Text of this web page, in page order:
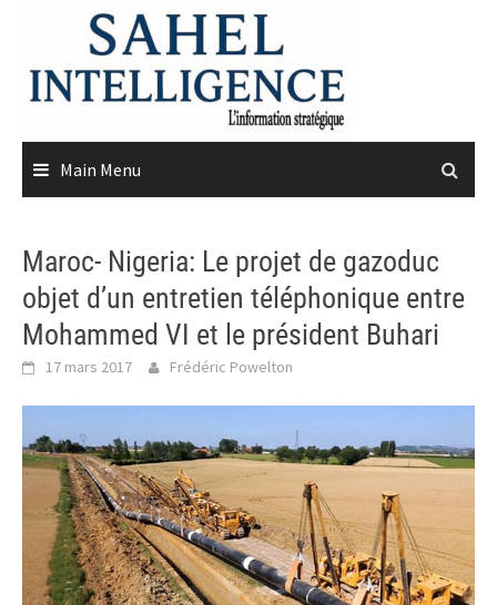
content
Main Menu
Maroc- Nigeria: Le projet de gazoduc
objet d’un entretien téléphonique entre
Mohammed VI et le président Buhari
17 mars 2017 Frédéric Powelton